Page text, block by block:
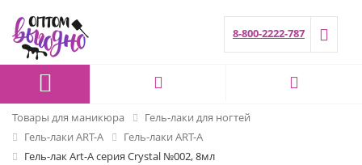
8-800-2222-787
Товары для маникюра
Гель-лаки для ногтей
Гель-лаки ART-A
Гель-лаки ART-A
Гель-лак Art-A серия Crystal №002, 8мл